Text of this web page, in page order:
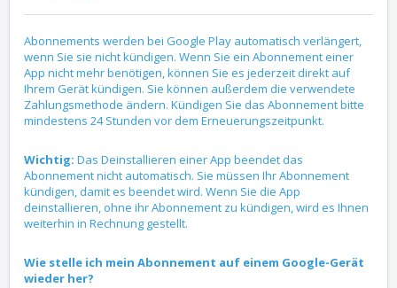
Abonnements werden bei Google Play automatisch verlängert,
wenn Sie sie nicht kündigen. Wenn Sie ein Abonnement einer
App nicht mehr benötigen, können Sie es jederzeit direkt auf
Ihrem Gerät kündigen. Sie können außerdem die verwendete
Zahlungsmethode ändern. Kündigen Sie das Abonnement bitte
mindestens 24 Stunden vor dem Erneuerungszeitpunkt.
Wichtig: Das Deinstallieren einer App beendet das
Abonnement nicht automatisch. Sie müssen Ihr Abonnement
kündigen, damit es beendet wird. Wenn Sie die App
deinstallieren, ohne ihr Abonnement zu kündigen, wird es Ihnen
weiterhin in Rechnung gestellt.
Wie stelle ich mein Abonnement auf einem Google-Gerät
wieder her?